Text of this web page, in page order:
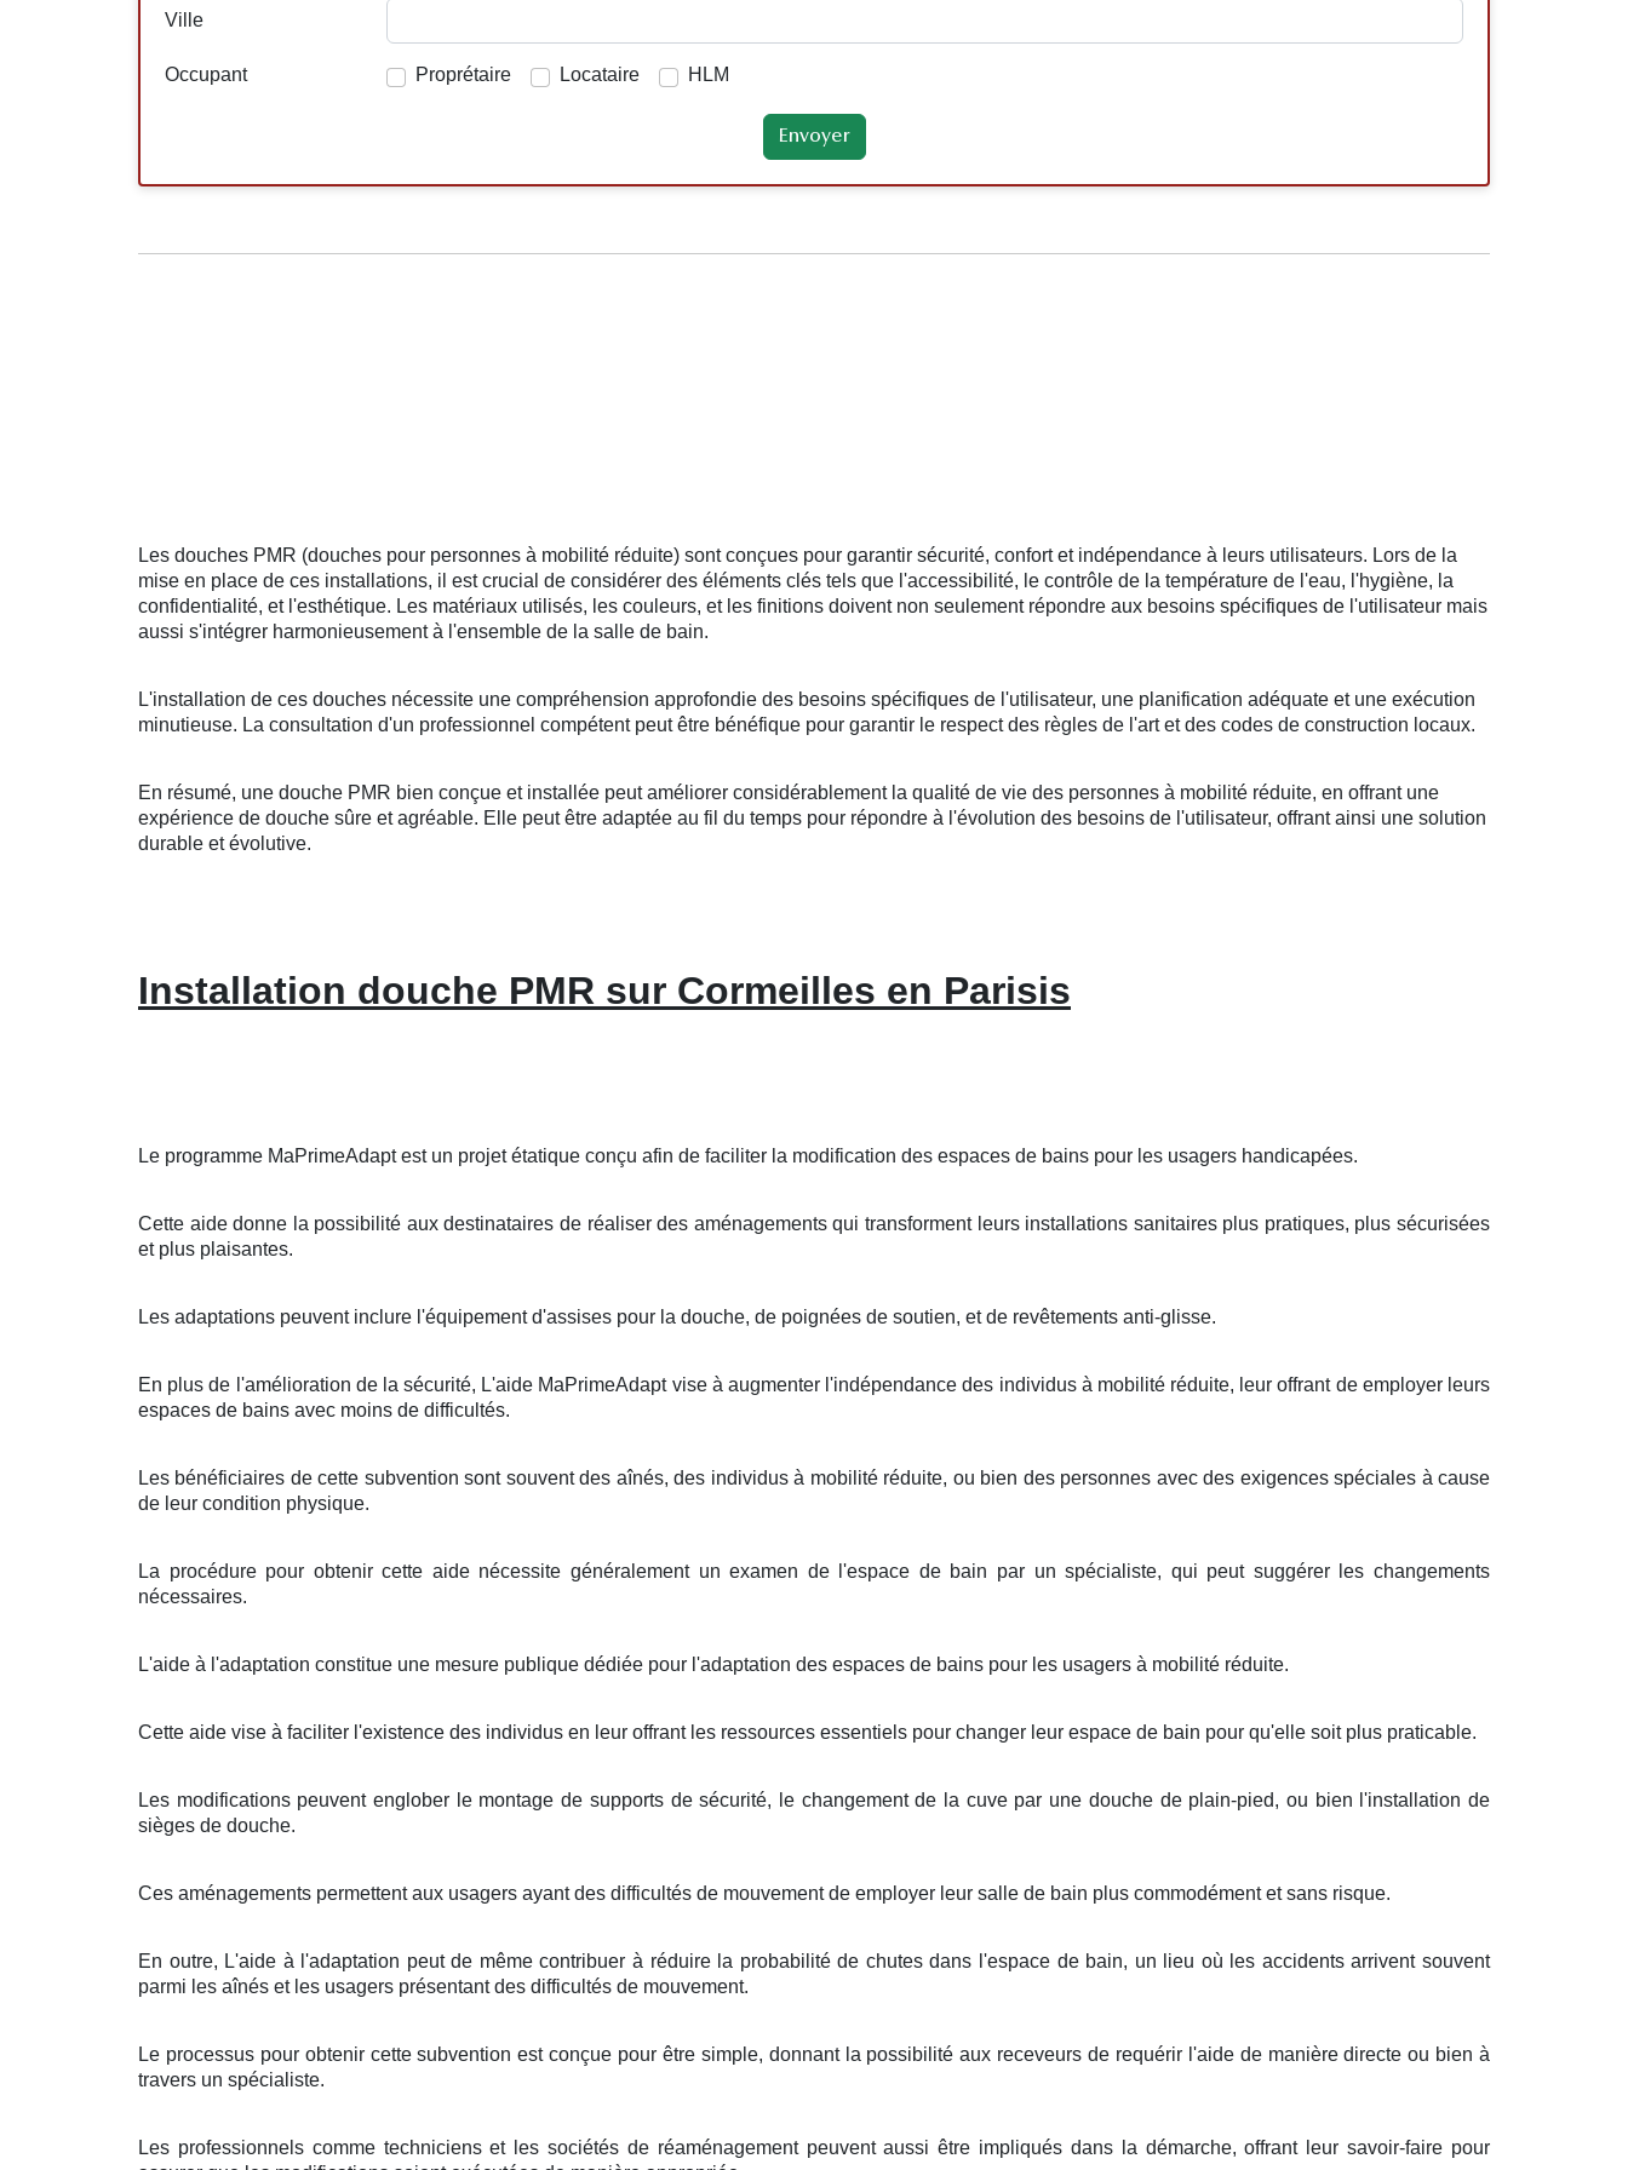
Ville
Occupant Proprétaire Locataire HLM
Les douches PMR (douches pour personnes à mobilité réduite) sont conçues pour garantir sécurité, confort et indépendance à leurs utilisateurs. Lors de la
mise en place de ces installations, il est crucial de considérer des éléments clés tels que l'accessibilité, le contrôle de la température de l'eau, l'hygiène, la
confidentialité, et l'esthétique. Les matériaux utilisés, les couleurs, et les finitions doivent non seulement répondre aux besoins spécifiques de l'utilisateur mais
aussi s'intégrer harmonieusement à l'ensemble de la salle de bain.
L'installation de ces douches nécessite une compréhension approfondie des besoins spécifiques de l'utilisateur, une planification adéquate et une exécution
minutieuse. La consultation d'un professionnel compétent peut être bénéfique pour garantir le respect des règles de l'art et des codes de construction locaux.
En résumé, une douche PMR bien conçue et installée peut améliorer considérablement la qualité de vie des personnes à mobilité réduite, en offrant une
expérience de douche sûre et agréable. Elle peut être adaptée au fil du temps pour répondre à l'évolution des besoins de l'utilisateur, offrant ainsi une solution
durable et évolutive.
Installation douche PMR sur Cormeilles en Parisis
Le programme MaPrimeAdapt est un projet étatique conçu afin de faciliter la modification des espaces de bains pour les usagers handicapées.
Cette aide donne la possibilité aux destinataires de réaliser des aménagements qui transforment leurs installations sanitaires plus pratiques, plus sécurisées
et plus plaisantes.
Les adaptations peuvent inclure l'équipement d'assises pour la douche, de poignées de soutien, et de revêtements anti-glisse.
En plus de l'amélioration de la sécurité, L'aide MaPrimeAdapt vise à augmenter l'indépendance des individus à mobilité réduite, leur offrant de employer leurs
espaces de bains avec moins de difficultés.
Les bénéficiaires de cette subvention sont souvent des aînés, des individus à mobilité réduite, ou bien des personnes avec des exigences spéciales à cause
de leur condition physique.
La procédure pour obtenir cette aide nécessite généralement un examen de l'espace de bain par un spécialiste, qui peut suggérer les changements
nécessaires.
L'aide à l'adaptation constitue une mesure publique dédiée pour l'adaptation des espaces de bains pour les usagers à mobilité réduite.
Cette aide vise à faciliter l'existence des individus en leur offrant les ressources essentiels pour changer leur espace de bain pour qu'elle soit plus praticable.
Les modifications peuvent englober le montage de supports de sécurité, le changement de la cuve par une douche de plain-pied, ou bien l'installation de
sièges de douche.
Ces aménagements permettent aux usagers ayant des difficultés de mouvement de employer leur salle de bain plus commodément et sans risque.
En outre, L'aide à l'adaptation peut de même contribuer à réduire la probabilité de chutes dans l'espace de bain, un lieu où les accidents arrivent souvent
parmi les aînés et les usagers présentant des difficultés de mouvement.
Le processus pour obtenir cette subvention est conçue pour être simple, donnant la possibilité aux receveurs de requérir l'aide de manière directe ou bien à
travers un spécialiste.
Les professionnels comme techniciens et les sociétés de réaménagement peuvent aussi être impliqués dans la démarche, offrant leur savoir-faire pour